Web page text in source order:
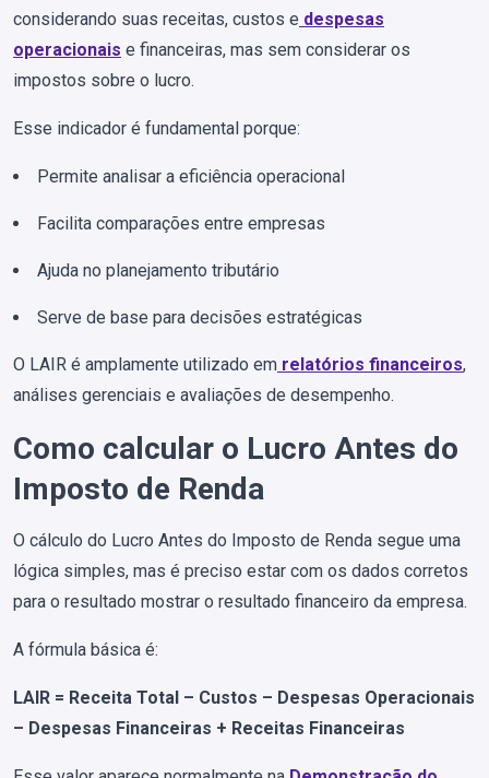
considerando suas receitas, custos e despesas
operacionais e financeiras, mas sem considerar os
impostos sobre o lucro.
Esse indicador é fundamental porque:
Permite analisar a eficiência operacional
Facilita comparações entre empresas
Ajuda no planejamento tributário
Serve de base para decisões estratégicas
O LAIR é amplamente utilizado em relatórios financeiros,
análises gerenciais e avaliações de desempenho.
Como calcular o Lucro Antes do
Imposto de Renda
O cálculo do Lucro Antes do Imposto de Renda segue uma
lógica simples, mas é preciso estar com os dados corretos
para o resultado mostrar o resultado financeiro da empresa.
A fórmula básica é:
LAIR = Receita Total – Custos – Despesas Operacionais
– Despesas Financeiras + Receitas Financeiras